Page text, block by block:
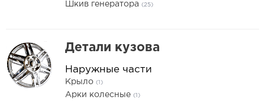
Шкив генератора (25)
Детали кузова
Наружные части
Крыло (1)
Арки колесные (1)